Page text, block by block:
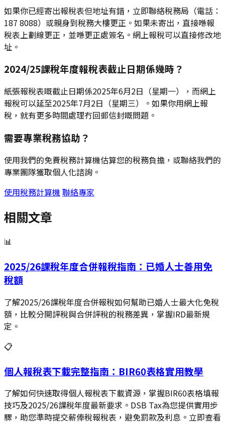
如果你已經寄出報稅表但地址有錯，立即聯絡稅務局（電話：
187 8088）或親身到稅務大樓更正。如果未寄出，直接喺報
稅表上劃線更正，並喺更正處簽名。網上報稅可以直接修改地
址。
2024/25課稅年度報稅表截止日期係幾時？
紙張報稅表嘅截止日期係2025年6月2日（星期一），而網上
報稅可以延至2025年7月2日（星期三）。如果你用網上報
稅，就有更多時間處理冇回郵信封嘅問題。
需要專業稅務協助？
使用我們的免費稅務計算機估算您的稅務負擔，或聯絡我們的
專業團隊獲取個人化諮詢。
使用稅務計算機 聯絡專家
相關文章
📊
2025/26課稅年度合併報稅指南：已婚人士善用免
稅額
了解2025/26課稅年度合併報稅如何幫助已婚人士最大化免稅
額，比較分開評稅與合併評稅的稅務差異，掌握IRD最新規
定。
📋
個人報稅表下載完整指南：BIR60表格實用教學
了解如何快速取得個人報稅表下載資源，掌握BIR60表格填報
技巧及2025/26課稅年度最新要求。DSB Tax為您提供實用步
驟，助您準時提交薪俸稅報稅表，避免罰款及利息。立即查看